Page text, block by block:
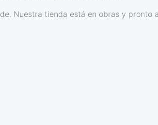
Nuestra tienda está en obras y pronto